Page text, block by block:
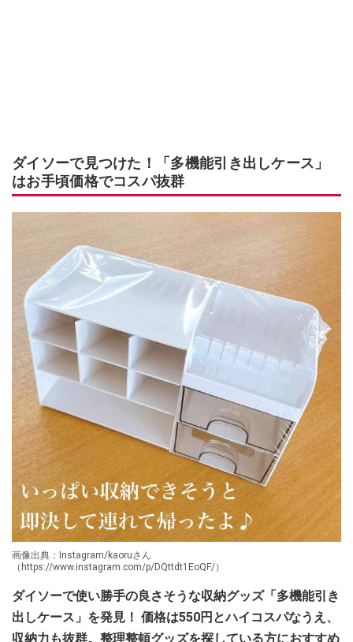
ダイソーで見つけた！「多機能引き出しケース」
はお手頃価格でコスパ抜群
画像出典：Instagram/kaoruさん
（https://www.instagram.com/p/DQttdt1EoQF/）
ダイソーで使い勝手の良さそうな収納グッズ「多機能引き
出しケース」を発見！ 価格は550円とハイコスパなうえ、
収納力も抜群。整理整頓グッズを探している方におすすめ